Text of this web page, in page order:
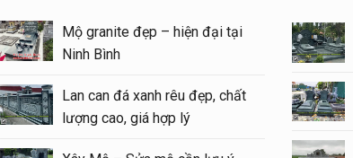
Mộ granite đẹp – hiện đại tại
Ninh Bình
Lan can đá xanh rêu đẹp, chất
lượng cao, giá hợp lý